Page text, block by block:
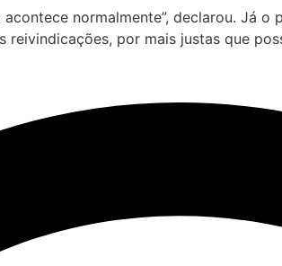
normalmente”, declarou. Já
por mais justas que